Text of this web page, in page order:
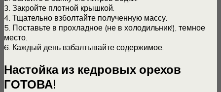
3. Закройте плотной крышкой.
4. Тщательно взболтайте полученную массу.
5. Поставьте в прохладное (не в холодильник!), темное
место.
6. Каждый день взбалтывайте содержимое.
Настойка из кедровых орехов
ГОТОВА!